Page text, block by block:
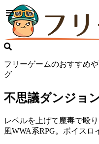
フリーゲームのおすすめ
グ
不思議ダンジョ
レベルを上げて魔毒で殴
風WWA系RPG。ボイスロ